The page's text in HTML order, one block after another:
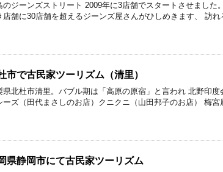
のジーンズストリート 2009年に3店舗でスタートさせまし
店舗に30店舗を超えるジーンズ屋さんがひしめきます、 訪れ
市で古民家ツーリズム（清里）
県北杜市清里。バブル期は「高原の原宿」と言われ 北野印
ーズ（田代まさしのお店）クニクニ（山田邦子のお店） 梅
県静岡市にて古民家ツーリズム